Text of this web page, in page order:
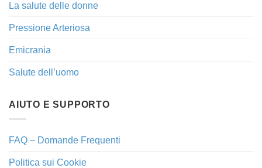
La salute delle donne
Pressione Arteriosa
Emicrania
Salute dell’uomo
AIUTO E SUPPORTO
FAQ – Domande Frequenti
Politica sui Cookie